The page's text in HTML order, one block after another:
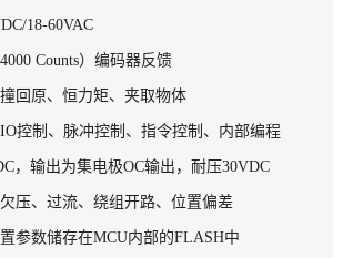
18-60VAC
Counts）编码器反馈
回原、恒力矩、夹取物体
控制、脉冲控制、指令控制、内部编程
，输出为集电极OC输出，耐压30VDC
压、过流、绕组开路、位置偏差
参数储存在MCU内部的FLASH中